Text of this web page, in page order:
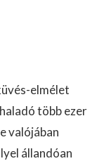
elmélet
több ezer
valójában
állandóan